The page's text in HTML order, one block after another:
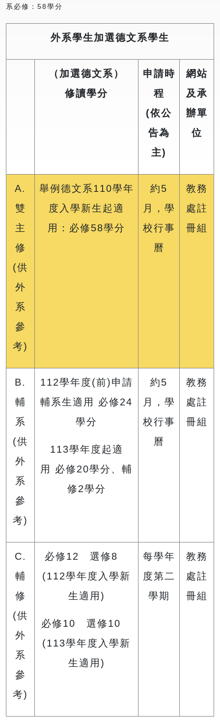
系必修：58學分
外系學生加選德文系學生
（加選德文系）
修讀學分
申請時
程
(依公
告為
主)
網站
及承
辦單
位
A.
雙
主
修
(供
外
系
參
考)
舉例德文系110學年
度入學新生起適
用：必修58學分
約5
月，學
校行事
曆
教務
處註
冊組
B.
輔
系
(供
外
系
參
考)
112學年度(前)申請
輔系生適用 必修24
學分
113學年度起適
用 必修20學分、輔
修2學分
約5
月，學
校行事
曆
教務
處註
冊組
C.
輔
修
(供
外
系
參
考)
必修12 選修8
(112學年度入學新
生適用)
必修10 選修10
(113學年度入學新
生適用)
每學年
度第二
學期
教務
處註
冊組